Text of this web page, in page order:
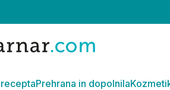
Prehrana in dopolnila